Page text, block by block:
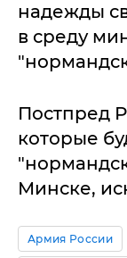
надежды
в среду
Постпред
которые
Минске,
Армия России